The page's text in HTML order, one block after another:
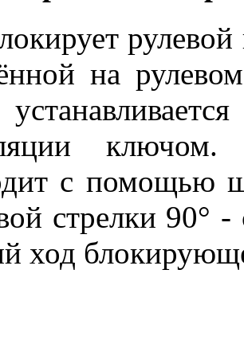
на
с помощью
стрелки 90°
ход